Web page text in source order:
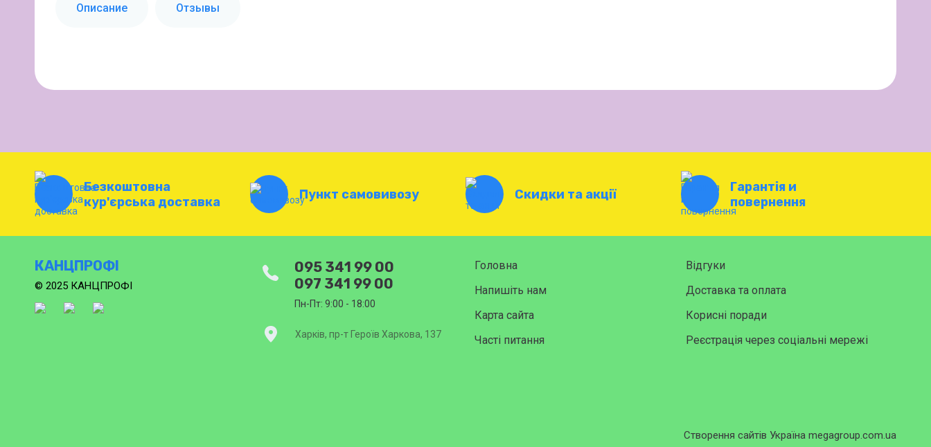
Описание Отзывы
Безкоштовна
кур'єрська доставка
Пункт самовивозу Скидки та акції
Гарантія и
повернення
КАНЦПРОФІ
© 2025 КАНЦПРОФІ
095 341 99 00
097 341 99 00
Пн-Пт: 9:00 - 18:00
Харків, пр-т Героїв Харкова, 137
Головна
Відгуки
Напишіть нам
Доставка та оплата
Карта сайта
Корисні поради
Часті питання
Реєстрація через соціальні мережі
Створення сайтів Україна megagroup.com.ua